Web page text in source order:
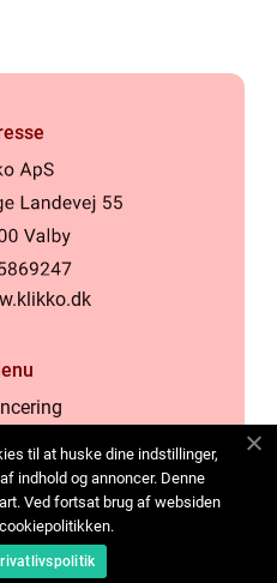
os
til at huske dine indstillinger,
indhold og annoncer. Denne
Ved fortsat brug af websiden